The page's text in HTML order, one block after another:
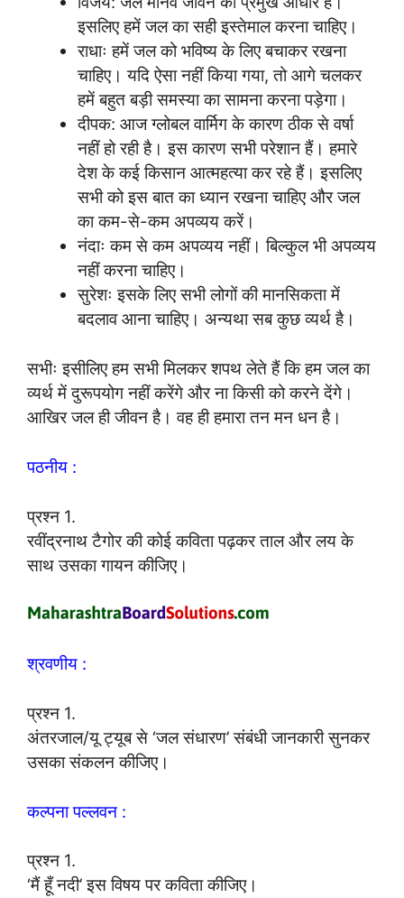
इसलिए हमें जल का सही इस्तेमाल करना चाहिए।
राधाः हमें जल को भविष्य के लिए बचाकर रखना
चाहिए। यदि ऐसा नहीं किया गया, तो आगे चलकर
हमें बहुत बड़ी समस्या का सामना करना पड़ेगा।
दीपक: आज ग्लोबल वार्मिग के कारण ठीक से वर्षा
नहीं हो रही है। इस कारण सभी परेशान हैं। हमारे
देश के कई किसान आत्महत्या कर रहे हैं। इसलिए
सभी को इस बात का ध्यान रखना चाहिए और जल
का कम-से-कम अपव्यय करें।
नंदाः कम से कम अपव्यय नहीं। बिल्कुल भी अपव्यय
नहीं करना चाहिए।
सुरेशः इसके लिए सभी लोगों की मानसिकता में
बदलाव आना चाहिए। अन्यथा सब कुछ व्यर्थ है।
सभीः इसीलिए हम सभी मिलकर शपथ लेते हैं कि हम जल का
व्यर्थ में दुरूपयोग नहीं करेंगे और ना किसी को करने देंगे।
आखिर जल ही जीवन है। वह ही हमारा तन मन धन है।
पठनीय :
प्रश्न 1.
रवींद्रनाथ टैगोर की कोई कविता पढ़कर ताल और लय के
साथ उसका गायन कीजिए।
श्रवणीय :
प्रश्न 1.
अंतरजाल/यू ट्यूब से ‘जल संधारण’ संबंधी जानकारी सुनकर
उसका संकलन कीजिए।
कल्पना पल्लवन :
प्रश्न 1.
‘मैं हूँ नदी’ इस विषय पर कविता कीजिए।